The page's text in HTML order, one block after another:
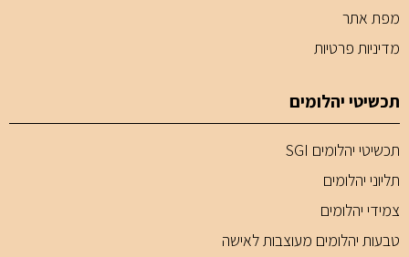
מפת אתר
מדיניות פרטיות
תכשיטי יהלומים
תכשיטי יהלומים SGI
תליוני יהלומים
צמידי יהלומים
טבעות יהלומים מעוצבות לאישה